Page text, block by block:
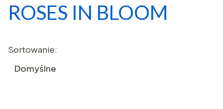
Koniec filtrów
ROSES IN BLOOM
Lista produktów
Sortowanie:
Domyślne